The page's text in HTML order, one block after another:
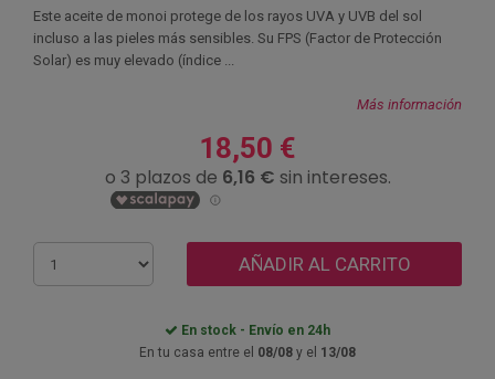
Este aceite de monoi protege de los rayos UVA y UVB del sol
incluso a las pieles más sensibles. Su FPS (Factor de Protección
Solar) es muy elevado (índice ...
Más información
18,50 €
AÑADIR AL CARRITO
En stock - Envío en 24h
En tu casa entre el 08/08 y el 13/08